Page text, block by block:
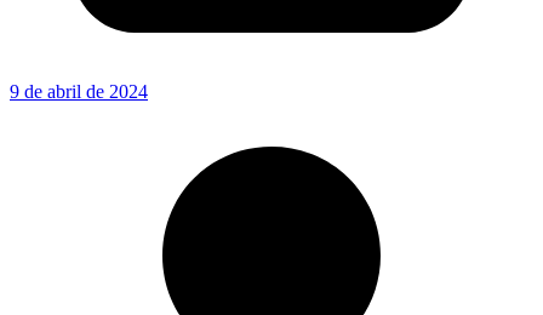
9 de abril de 2024